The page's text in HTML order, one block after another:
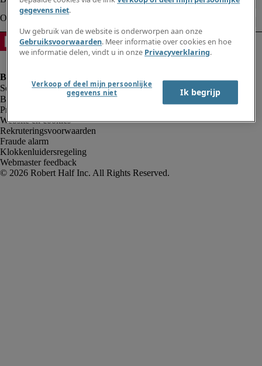
Bedrijfsinformatie
Privacyverklaring
Website en cookies
Rekruteringsvoorwaarden
Fraude alarm
Klokkenluidersregeling
Webmaster feedback
gegevens niet.
Uw gebruik van de website is onderworpen aan onze
Gebruiksvoorwaarden. Meer informatie over cookies en hoe
we informatie delen, vindt u in onze Privacyverklaring.
Verkoop of deel mijn persoonlijke
gegevens niet
Ik begrijp